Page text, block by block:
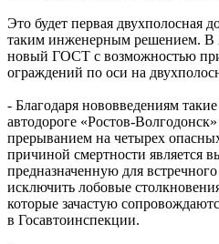
Это будет первая двухполосная
таким инженерным решением. В
новый ГОСТ с возможностью
ограждений по оси на
- Благодаря нововведениям
автодороге «Ростов-
прерыванием на четырех
причиной смертности является
предназначенную для
исключить лобовые
которые зачастую
в Госавтоинспекции.